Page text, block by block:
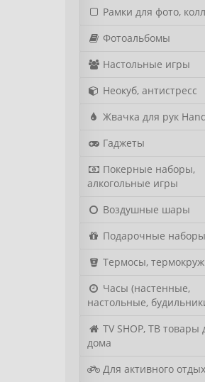
Рамки для фото,
Фотоальбомы
Настольные игры
Неокуб, антистресс
Жвачка для рук
Гаджеты
Покерные наборы,
алкогольные игры
Воздушные шары
Подарочные наборы
Термосы,
Часы (настенные,
настольные,
TV SHOP, ТВ товары
дома
Для активного